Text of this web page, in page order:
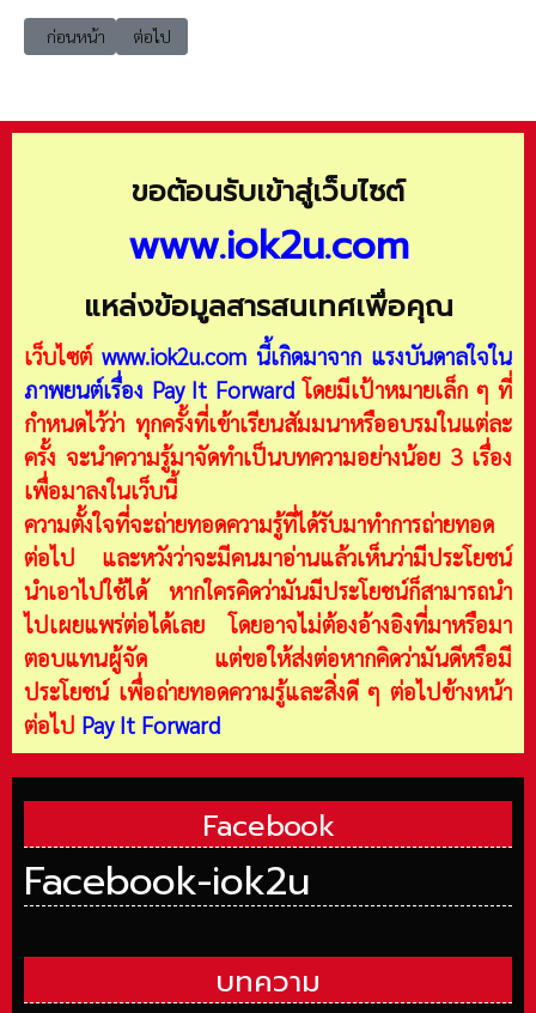
เนื้อหาก่อนหน้า: data MODIS Global Burned Area Product
ก่อนหน้า เนื้อหาถัดไป: data ระบบค้นหารูปแปลงที่ดิน (https://
ต่อไป
ขอต้อนรับเข้าสู่เว็บไซต์
www.iok2u.com
แหล่งข้อมูลสารสนเทศเพื่อคุณ
เว็บไซต์ www.iok2u.com นี้เกิดมาจาก แรงบันดาลใจใน
ภาพยนต์เรื่อง Pay It Forward โดยมีเป้าหมายเล็ก ๆ ที่
กำหนดไว้ว่า ทุกครั้งที่เข้าเรียนสัมมนาหรืออบรมในแต่ละ
ครั้ง จะนำความรู้มาจัดทำเป็นบทความอย่างน้อย 3 เรื่อง
เพื่อมาลงในเว็บนี้
ความตั้งใจที่จะถ่ายทอดความรู้ที่ได้รับมาทำการถ่ายทอด
ต่อไป และหวังว่าจะมีคนมาอ่านแล้วเห็นว่ามีประโยชน์
นำเอาไปใช้ได้ หากใครคิดว่ามันมีประโยชน์ก็สามารถนำ
ไปเผยแพร่ต่อได้เลย โดยอาจไม่ต้องอ้างอิงที่มาหรือมา
ตอบแทนผู้จัด แต่ขอให้ส่งต่อหากคิดว่ามันดีหรือมี
ประโยชน์ เพื่อถ่ายทอดความรู้และสิ่งดี ๆ ต่อไปข้างหน้า
ต่อไป Pay It Forward
Facebook
Facebook-iok2u
บทความ